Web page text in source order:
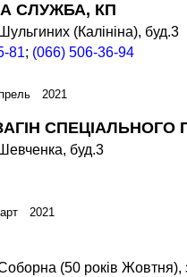
СЛУЖБА, КП
(Калініна), буд.3
81; (066) 506-36-94
2021
СПЕЦІАЛЬНОГО
буд.3
2021
(50 років Жовтня),